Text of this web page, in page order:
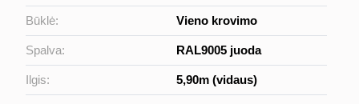
Būklė: Vieno krovimo
Spalva: RAL9005 juoda
Ilgis: 5,90m (vidaus)